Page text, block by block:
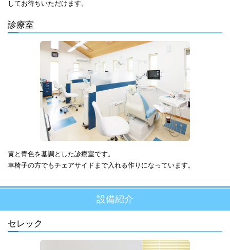
してお待ちいただけます。
診療室
黄と青色を基調とした診療室です。
車椅子の方でもチェアサイドまで入れる作りになっています。
設備紹介
セレック